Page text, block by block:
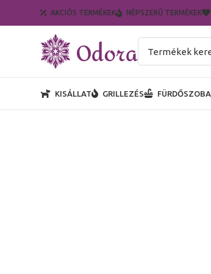
AKCIÓS TERMÉKEK NÉPSZERŰ TERMÉKEK
KISÁLLAT GRILLEZÉS FÜRDŐSZOBA